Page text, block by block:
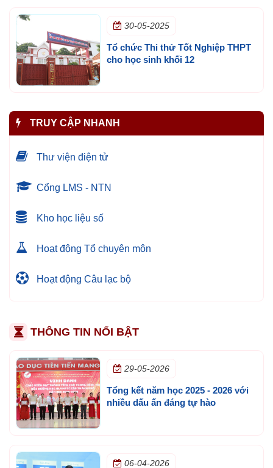
30-05-2025
Tổ chức Thi thử Tốt Nghiệp THPT
cho học sinh khối 12
TRUY CẬP NHANH
Thư viện điện tử
Cổng LMS - NTN
Kho học liệu số
Hoạt động Tổ chuyên môn
Hoạt động Câu lạc bộ
THÔNG TIN NỔI BẬT
29-05-2026
Tổng kết năm học 2025 - 2026 với
nhiều dấu ấn đáng tự hào
06-04-2026